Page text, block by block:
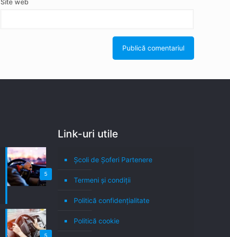
Site web
5
5
Link-uri utile
Școli de Șoferi Partenere
Termeni şi condiţii
Politică confidenţialitate
Politică cookie